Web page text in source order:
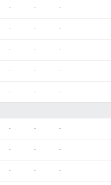
- - -
- - -
- - -
- - -
- - -
- - -
- - -
- - -